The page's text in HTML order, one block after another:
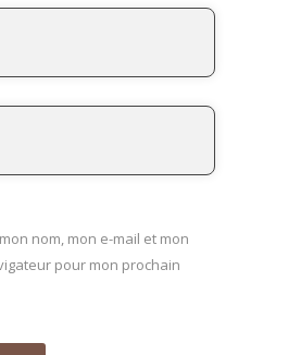
nom, mon e-mail et mon
pour mon prochain